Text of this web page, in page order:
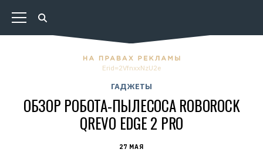
Erid=2VfnxxNzU2e
ГАДЖЕТЫ
ОБЗОР РОБОТА-ПЫЛЕСОСА ROBOROCK
QREVO EDGE 2 PRO
27 МАЯ